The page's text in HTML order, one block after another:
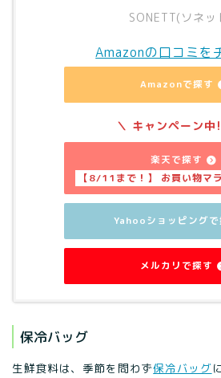
SONETT(ソネッ
Amazonの口コミを
Amazonで探す
楽天で探す
Yahooショッピングで
メルカリで探す
保冷バッグ
生鮮食料は、季節を問わず保冷バッグ